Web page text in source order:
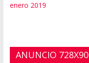
enero 2019
ANUNCIO 728X90